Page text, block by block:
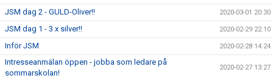
JSM dag 2 - GULD-Oliver!! 2020-03-01 20:30
JSM dag 1 - 3 x silver!! 2020-02-29 22:10
Inför JSM 2020-02-28 14:24
Intresseanmälan öppen - jobba som ledare på
sommarskolan!
2020-02-27 13:27